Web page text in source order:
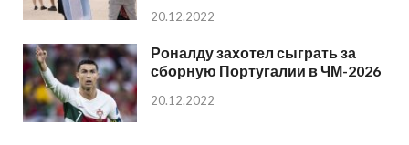
20.12.2022
Роналду захотел сыграть за
сборную Португалии в ЧМ-2026
20.12.2022